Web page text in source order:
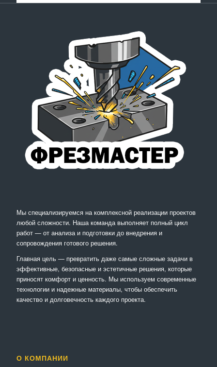
Мы специализируемся на комплексной реализации проектов
любой сложности. Наша команда выполняет полный цикл
работ — от анализа и подготовки до внедрения и
сопровождения готового решения.
Главная цель — превратить даже самые сложные задачи в
эффективные, безопасные и эстетичные решения, которые
приносят комфорт и ценность. Мы используем современные
технологии и надежные материалы, чтобы обеспечить
качество и долговечность каждого проекта.
О КОМПАНИИ